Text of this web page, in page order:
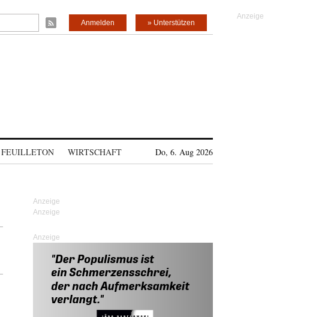
» Unterstützen
Anmelden
FEUILLETON WIRTSCHAFT Do, 6. Aug 2026
Anzeige